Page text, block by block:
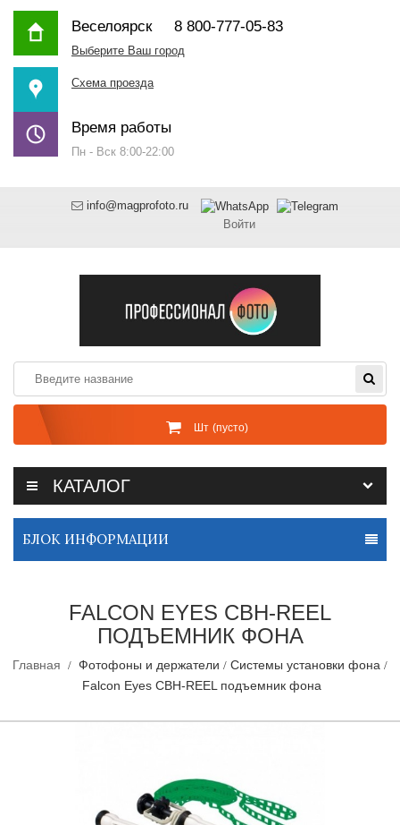
Веселоярск8 800-777-05-83
Выберите Ваш город
Схема проезда
Время работы
Пн - Вск 8:00-22:00
info@magprofoto.ru
Войти
Шт (пусто)
КАТАЛОГ
БЛОК ИНФОРМАЦИИ
FALCON EYES CBH-REEL
ПОДЪЕМНИК ФОНА
Главная Фотофоны и держатели
Системы установки фона
Falcon Eyes CBH-REEL подъемник фона